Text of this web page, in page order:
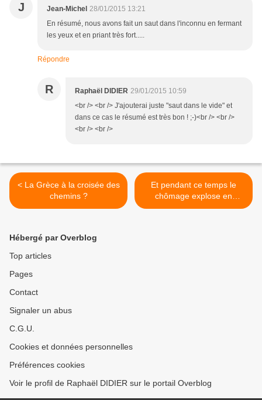
J Jean-Michel 28/01/2015 13:21
En résumé, nous avons fait un saut dans l'inconnu en fermant
les yeux et en priant très fort.....
Répondre
R Raphaël DIDIER 29/01/2015 10:59
<br /> <br /> J'ajouterai juste "saut dans le vide" et
dans ce cas le résumé est très bon ! ;-)<br /> <br />
<br /> <br />
< La Grèce à la croisée des
chemins ?
Et pendant ce temps le
chômage explose en
France... >
Hébergé par Overblog
Top articles
Pages
Contact
Signaler un abus
C.G.U.
Cookies et données personnelles
Préférences cookies
Voir le profil de Raphaël DIDIER sur le portail Overblog